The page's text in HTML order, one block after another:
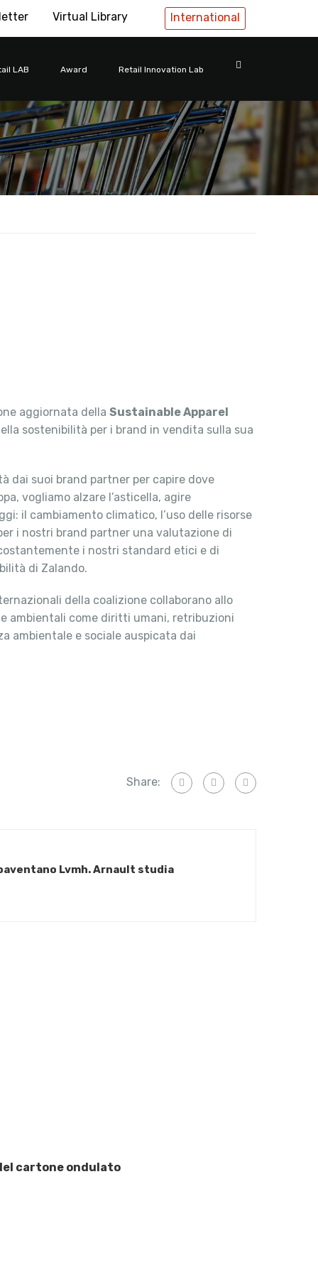
International
Virtual Library
LAB Award Retail Innovation Lab
aggiornata della Sustainable Apparel
sostenibilità per i brand in vendita sulla sua
dai suoi brand partner per capire dove
vogliamo alzare l’asticella, agire
il cambiamento climatico, l’uso delle risorse
i nostri brand partner una valutazione di
i nostri standard etici e di
di Zalando.
della coalizione collaborano allo
ambientali come diritti umani, retribuzioni
ambientale e sociale auspicata dai
Share:
Lvmh. Arnault studia
cartone ondulato